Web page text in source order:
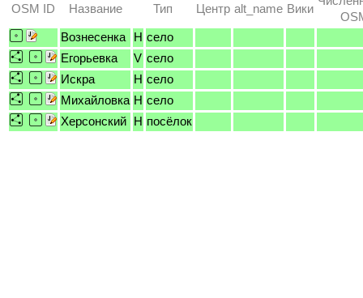
OSM ID Название Тип Центр alt_name Вики
Вознесенка
H село
Егорьевка
V село
Искра
H село
Михайловка H село
Херсонский H посёлок